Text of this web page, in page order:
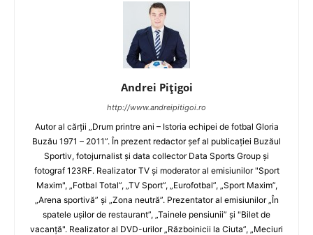
Andrei Pițigoi
http://www.andreipitigoi.ro
Autor al cărţii „Drum printre ani – Istoria echipei de fotbal Gloria
Buzău 1971 – 2011”. În prezent redactor şef al publicaţiei Buzăul
Sportiv, fotojurnalist şi data collector Data Sports Group şi
fotograf 123RF. Realizator TV şi moderator al emisiunilor "Sport
Maxim", „Fotbal Total”, „TV Sport”, „Eurofotbal”, „Sport Maxim”,
„Arena sportivă” şi „Zona neutră”. Prezentator al emisiunilor „În
spatele uşilor de restaurant”, „Tainele pensiunii” şi "Bilet de
vacanţă". Realizator al DVD-urilor „Războinicii la Ciuta”, „Meciuri